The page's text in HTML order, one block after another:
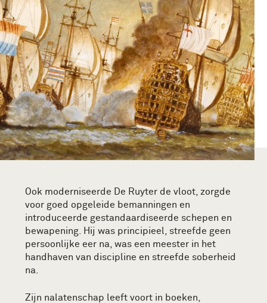
Ook moderniseerde De Ruyter de vloot, zorgde
voor goed opgeleide bemanningen en
introduceerde gestandaardiseerde schepen en
bewapening. Hij was principieel, streefde geen
persoonlijke eer na, was een meester in het
handhaven van discipline en streefde soberheid
na.
Zijn nalatenschap leeft voort in boeken,